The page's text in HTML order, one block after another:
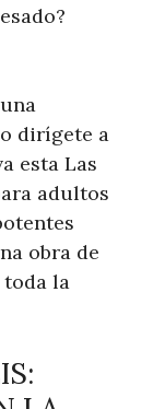
dirígete a
esta Las
adultos
obra de
toda la